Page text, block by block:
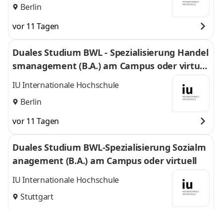
Berlin
vor 11 Tagen
Duales Studium BWL - Spezialisierung Handel
smanagement (B.A.) am Campus oder virtuel
l
IU Internationale Hochschule
Berlin
vor 11 Tagen
Duales Studium BWL-Spezialisierung Sozialm
anagement (B.A.) am Campus oder virtuell
IU Internationale Hochschule
Stuttgart